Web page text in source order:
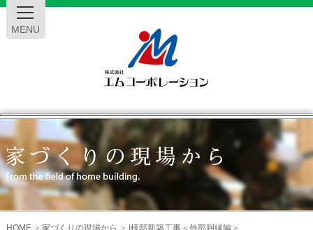
MENU
エ
ム
コ
ー
HOME > 家づくりの現場から > I様邸新築工事＜外部胴縁編＞